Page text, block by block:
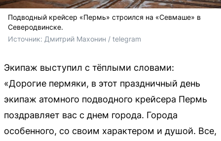
Подводный крейсер «Пермь» строился на «Севмаше» в
Северодвинске.
Источник: Дмитрий Махонин / telegram
Экипаж выступил с тёплыми словами:
«Дорогие пермяки, в этот праздничный день
экипаж атомного подводного крейсера Пермь
поздравляет вас с днем города. Города
особенного, со своим характером и душой. Все,